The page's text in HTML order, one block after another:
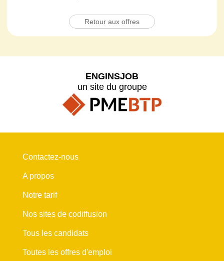
Retour aux offres
ENGINSJOB
un site du groupe
Contactez-nous
A propos
Notre tarif
Nos sites de codiffusion
Tous les candidats
Toutes les offres d'emploi